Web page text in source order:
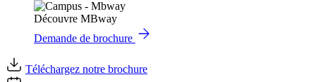
Découvre MBway
Demande de brochure
Téléchargez notre brochure